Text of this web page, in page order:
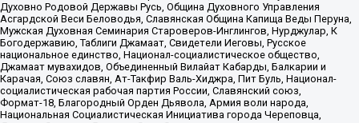
Духовно Родовой Державы Русь, Община Духовного Управления
Асгардской Веси Беловодья, Славянская Община Капища Веды Перуна,
Мужская Духовная Семинария Староверов-Инглингов, Нурджулар, К
Богодержавию, Таблиги Джамаат, Свидетели Иеговы, Русское
национальное единство, Национал-социалистическое общество,
Джамаат мувахидов, Объединенный Вилайат Кабарды, Балкарии и
Карачая, Союз славян, Ат-Такфир Валь-Хиджра, Пит Буль, Национал-
социалистическая рабочая партия России, Славянский союз,
Формат-18, Благородный Орден Дьявола, Армия воли народа,
Национальная Социалистическая Инициатива города Череповца,